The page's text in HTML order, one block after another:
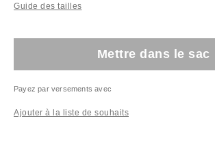
Guide des tailles
Mettre dans le sac
Payez par versements avec
Ajouter à la liste de souhaits